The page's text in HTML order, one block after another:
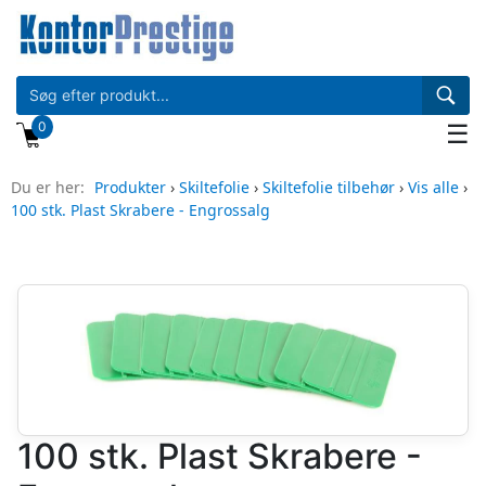
0 ☰
Du er her: Produkter › Skiltefolie › Skiltefolie tilbehør › Vis alle ›
100 stk. Plast Skrabere - Engrossalg
100 stk. Plast Skrabere -